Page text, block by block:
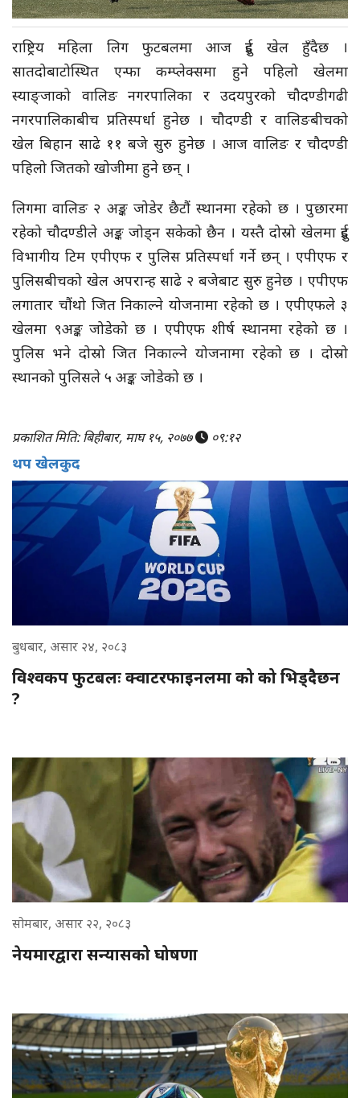
राष्ट्रिय महिला लिग फुटबलमा आज दुई खेल हुँदैछ ।
सातदोबाटोस्थित एन्फा कम्प्लेक्समा हुने पहिलो खेलमा
स्याङ्जाको वालिङ नगरपालिका र उदयपुरको चौदण्डीगढी
नगरपालिकाबीच प्रतिस्पर्धा हुनेछ । चौदण्डी र वालिङबीचको
खेल बिहान साढे ११ बजे सुरु हुनेछ । आज वालिङ र चौदण्डी
पहिलो जितको खोजीमा हुने छन् ।
लिगमा वालिङ २ अङ्क जोडेर छैटौं स्थानमा रहेको छ । पुछारमा
रहेको चौदण्डीले अङ्क जोड्न सकेको छैन । यस्तै दोस्रो खेलमा दुई
विभागीय टिम एपीएफ र पुलिस प्रतिस्पर्धा गर्ने छन् । एपीएफ र
पुलिसबीचको खेल अपरान्ह साढे २ बजेबाट सुरु हुनेछ । एपीएफ
लगातार चौंथो जित निकाल्ने योजनामा रहेको छ । एपीएफले ३
खेलमा ९अङ्क जोडेको छ । एपीएफ शीर्ष स्थानमा रहेको छ ।
पुलिस भने दोस्रो जित निकाल्ने योजनामा रहेको छ । दोस्रो
स्थानको पुलिसले ५ अङ्क जोडेको छ ।
प्रकाशित मिति: बिहीबार, माघ १५, २०७७ ०९:१२
थप खेलकुद
बुधबार, असार २४, २०८३
विश्वकप फुटबलः क्वाटरफाइनलमा को को भिड्दैछन
?
सोमबार, असार २२, २०८३
नेयमारद्वारा सन्यासको घोषणा